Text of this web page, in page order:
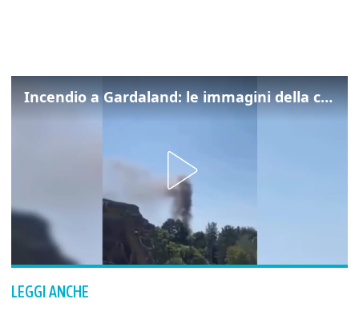
Incendio a Gardaland: le immagini della colonna di fumo
LEGGI ANCHE